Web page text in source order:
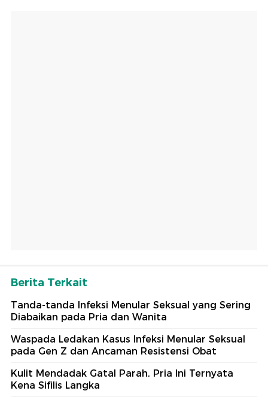
Berita Terkait
Tanda-tanda Infeksi Menular Seksual yang Sering
Diabaikan pada Pria dan Wanita
Waspada Ledakan Kasus Infeksi Menular Seksual
pada Gen Z dan Ancaman Resistensi Obat
Kulit Mendadak Gatal Parah, Pria Ini Ternyata
Kena Sifilis Langka